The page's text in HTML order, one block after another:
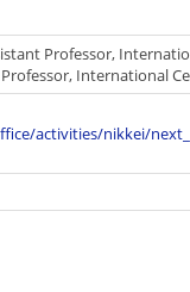
Professor,
Professor, International
activities/nikkei/